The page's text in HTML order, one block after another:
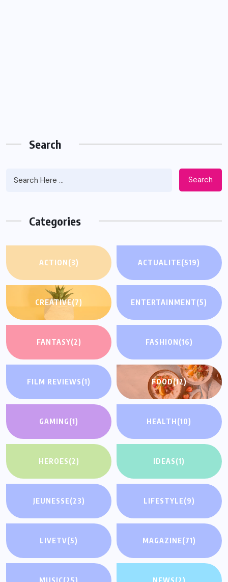
Search
Search
Categories
ACTION(3) ACTUALITE(519)
CREATIVE(7) ENTERTAINMENT(5)
FANTASY(2) FASHION(16)
FILM REVIEWS(1) FOOD(12)
GAMING(1) HEALTH(10)
HEROES(2) IDEAS(1)
JEUNESSE(23) LIFESTYLE(9)
LIVETV(5) MAGAZINE(71)
MUSIC(25) NEWS(2)